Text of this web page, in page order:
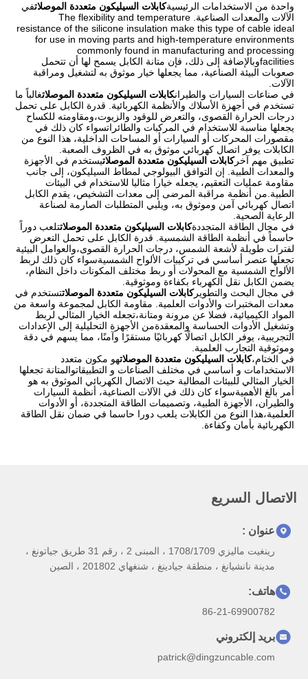
واحدة من الاستخدامات الرئيسيةكابلات السيليكون متعددة الموصلاتفي
الآلات والمعدات الصناعية. The flexibility and temperature
resistance of the silicone insulation make this type of cable ideal
for use in moving parts and high-temperature environments
commonly found in manufacturing and processing
facilitiesوبالإضافة إلى ذلك، فإن متانة الكابل يسمح لها أن تتحمل
صعوبات البيئة الصناعية، مما يجعلها خيار موثوق به لتشغيل ومراقبة
الآلات.
في صناعات السيارات والطيرانكابلات السيليكون متعددة الموصلاتغالباً ما
تستخدم في أجهزة الأسلاك والأنظمة الكهربائية. قدرة الكابل على تحمل
درجات الحرارة القصوى، والتعرض للوقود والزيوت،ومقاومته للكساح
يجعلها مناسبة للاستخدام في المركبات والطائراتسواء كان ذلك في
مقصورات المحركات أو السيارات أو المساحات الداخلية، هذا النوع من
الكابلات يوفر اتصال كهربائي موثوق به في الظروف الصعبة.
تطبيق مهم آخركابلات السيليكون متعددة الموصلاتيستخدم في الأجهزة
والمعدات الطبية. إن التوافق البيولوجي لمطاط السيليكون، إلى جانب
مقاومة عمليات التعقيم، يجعله خيارا مثاليا للاستخدام في البيئات
الطبية.من أنظمة مراقبة المرضى إلى معدات التشخيص، يقدم الكابل
اتصال كهربائي آمن وموثوق به، ويلبي المتطلبات الصارمة لصناعة
الرعاية الصحية.
في مجال الطاقة المتجددةكابلات السيليكون متعددة الموصلاتتلعب دوراً
حاسماً في أنظمة الطاقة الشمسية. قدرة الكابل على تحمل التعرض
لفترات طويلة لأشعة الشمس، درجات الحرارة القصوى،والعوامل البيئية
تجعلها عنصر أساسي في تركيبات الألواح الشمسيةسواء كان ذلك لربط
الألواح الشمسية مع المحولات أو ربط مختلف المكونات داخل النظام،
يضمن الكابل نقل الكهرباء بكفاءة وموثوقية.
في مجال البحث والتطويركابلات السيليكون متعددة الموصلاتتستخدم في
معدات المختبرات والأدوات العلمية. مقاومة الكابل لمجموعة واسعة من
المواد الكيميائية، فضلا عن مرونة ومتانة،تجعله الخيار المثالي لربط
وتشغيل الأدوات الحساسة والمعقدةمن الأجهزة التحليلية إلى الإعدادات
التجريبية، يوفر الكابل اتصالًا كهربائيًا مستقرًا وآمنًا، مما يسهم في دقة
وموثوقية التجارب العلمية.
في الختام،كابلات السيليكون متعددة الموصلاتهو مكون متعدد
الاستخدامات و أساسي في مختلف الصناعات و التطبيقاتوالمتانة تجعلها
الخيار المثالي للبيئات المطالبة حيث الاتصال الكهربائي الموثوق به هو
أمر بالغ الأهميةسواء كان ذلك في الآلات الصناعية، أنظمة السيارات
والطيران، الأجهزة الطبية، وتصميمات الطاقة المتجددة، أو الأدوات
العلمية،هذا النوع من الكابلات يلعب دورا حاسما في ضمان نقل الطاقة
الكهربائية بأمان وكفاءة.
الاتصال السريع
عنوان :
رينغيت ماليزي 1708/1709 ، المبنى 2 ، رقم 31 طريق جياتونغ ،
مدينة نانشيانغ ، منطقة جيادينغ ، شنغهاي 201802 ، الصين
هاتف:
86-21-69900782
بريد إلكتروني
patrick@dingzuncable.com